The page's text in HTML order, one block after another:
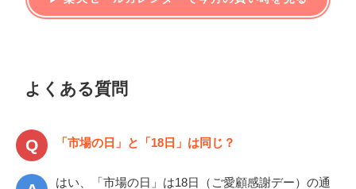
よくある質問
「市場の日」と「18日」は同じ？
はい、「市場の日」は18日（ご愛顧感謝デー）の通